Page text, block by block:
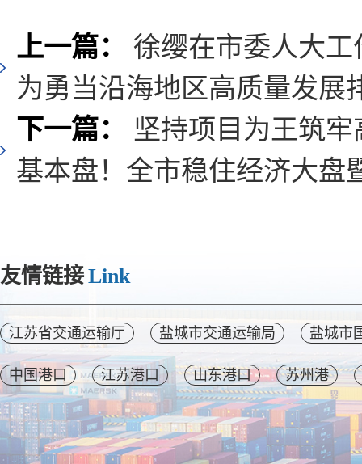
上一篇：
徐缨在市委人大
为勇当沿海地区高质量发展
下一篇：
坚持项目为王筑
基本盘！全市稳住经济大盘
友情链接Link
江苏省交通运输厅 盐城市交通运输局 盐城市
中国港口 江苏港口 山东港口 苏州港